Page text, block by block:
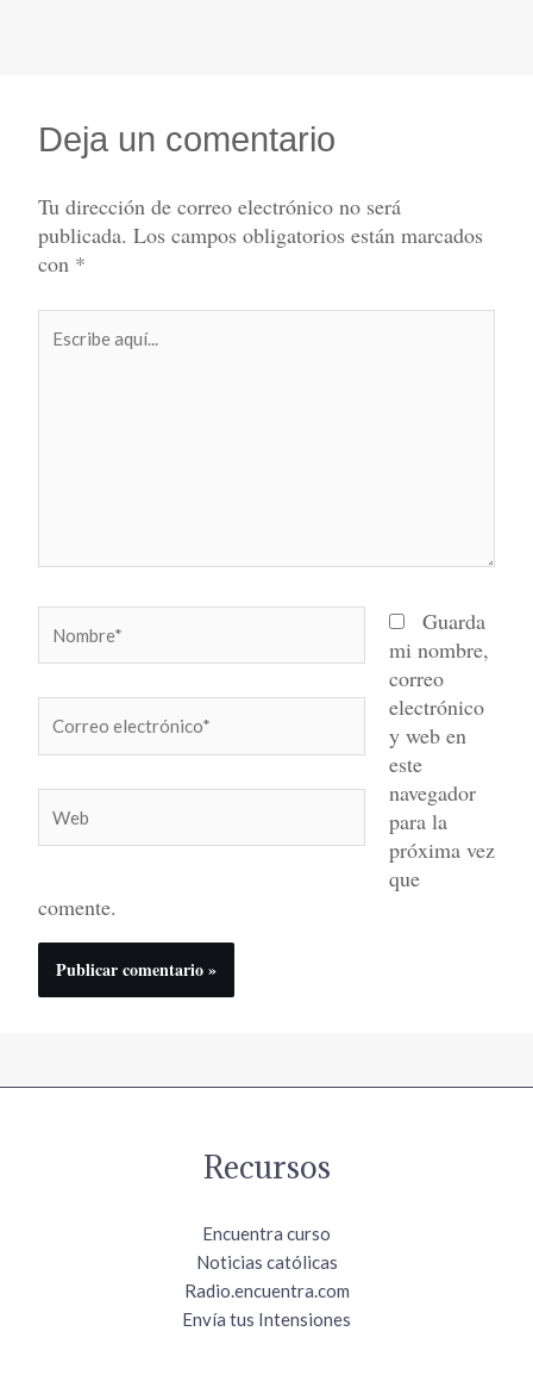
Deja un comentario
Tu dirección de correo electrónico no será
publicada. Los campos obligatorios están marcados
con *
aquí...
electrónico*
Guarda
mi nombre,
correo
electrónico
y web en
este
navegador
para la
próxima vez
que
comente.
Recursos
Encuentra curso
Noticias católicas
Radio.encuentra.com
Envía tus Intensiones